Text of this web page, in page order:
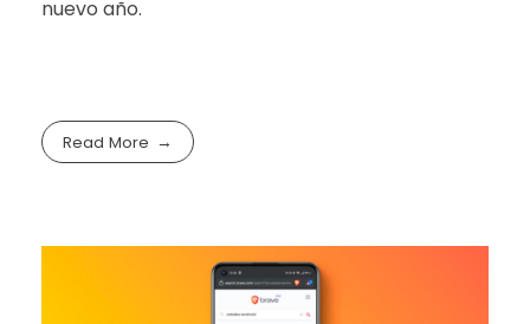
nuevo año.
Read More